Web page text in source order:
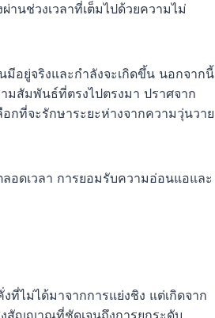
นช่วงเวลาที่เต็มไปด้วยความไม่
อยู่จริงและกำลังจะเกิดขึ้น นอกจากนี้
มสัมพันธ์ที่ตรงไปตรงมา ปราศจาก
กที่จะรักษาระยะห่างจากความวุ่นวาย
ดเวลา การยอมรับความอ่อนแอและ
ไม่ได้มาจากการแย่งชิง แต่เกิดจาก